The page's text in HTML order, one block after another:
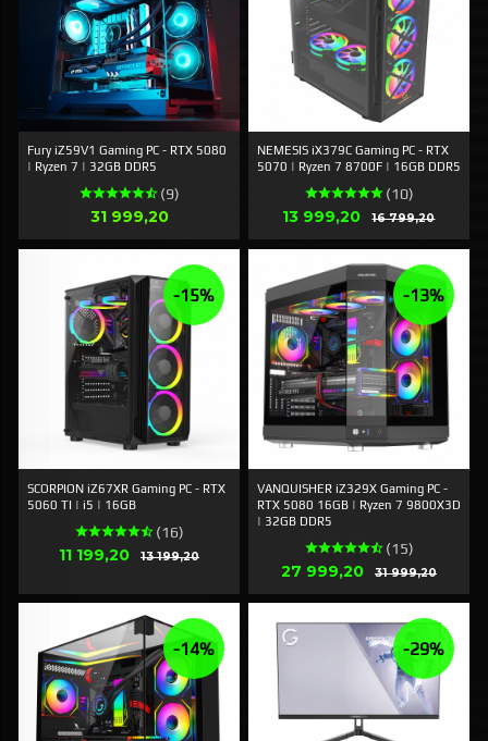
Fury iZ59V1 Gaming PC - RTX 5080
| Ryzen 7 | 32GB DDR5
(9)
Pris
31 999,20
NEMESIS iX379C Gaming PC - RTX
5070 | Ryzen 7 8700F | 16GB DDR5
(10)
Erbjudande
13 999,20 16 799,20Rabatt
SCORPION iZ67XR Gaming PC - RTX
5060 TI | i5 | 16GB
(16)
Erbjudande
11 199,20 13 199,20Rabatt
-15%
VANQUISHER iZ329X Gaming PC -
RTX 5080 16GB | Ryzen 7 9800X3D
| 32GB DDR5
(15)
Erbjudande
27 999,20 31 999,20Rabatt
-13%
-14% -29%